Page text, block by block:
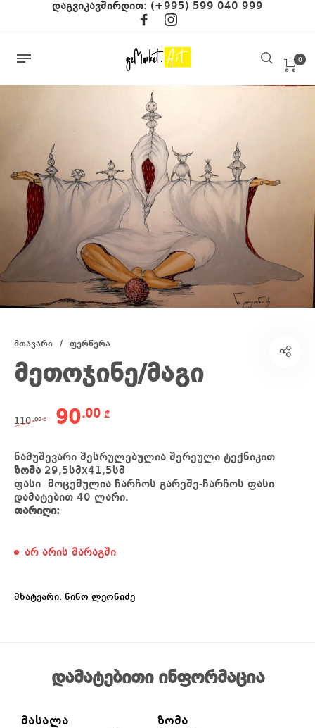
დაგვიკავშირდით: (+995) 599 040 999
0
მთავარი / ფერწერა
მეთოჯინე/მაგი
110 .00₾
Original price was: 110.00 ₾.
90.00₾
ნამუშევარი შესრულებულია შერეული ტექნიკით
ზომა29,5სმx41,5სმ
ფასი მოცემულია ჩარჩოს გარეშე-ჩარჩოს ფასი
დამატებით 40 ლარი.
თარიღი:
არ არის მარაგში
მხატვარი: ნინო ლეონიძე
დამატებითი ინფორმაცია
მასალა
ზომა